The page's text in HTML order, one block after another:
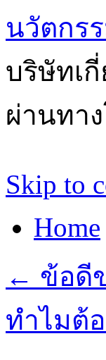
นวัตกร
บริษัทเ
ผ่านทา
Skip to
Home
← ข้อดี
ทำไมต้